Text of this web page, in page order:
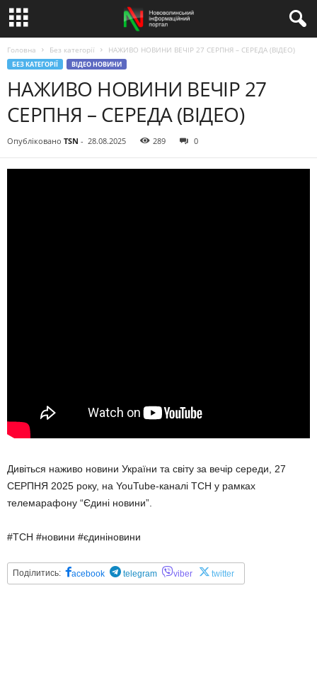
Головна Без категорії НАЖИВО НОВИНИ ВЕЧІР 27 СЕРПНЯ – СЕРЕДА (ВІДЕО)
БЕЗ КАТЕГОРІЇ ВІДЕО НОВИНИ
НАЖИВО НОВИНИ ВЕЧІР 27
СЕРПНЯ – СЕРЕДА (ВІДЕО)
Опубліковано TSN - 28.08.2025 289 0
Дивіться наживо новини України та світу за вечір середи, 27
СЕРПНЯ 2025 року, на YouTube-каналі ТСН у рамках
телемарафону “Єдині новини”.
#ТСН #новини #єдиніновини
Поділитись: acebook telegram viber twitter